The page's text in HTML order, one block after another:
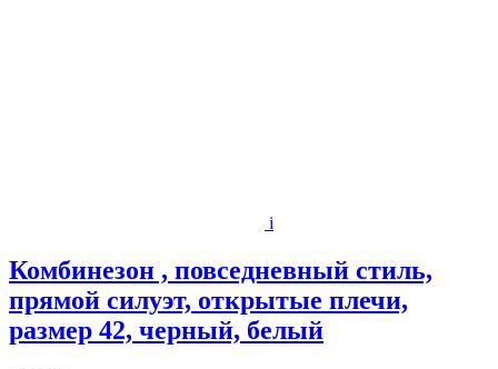
i
Комбинезон , повседневный стиль,
прямой силуэт, открытые плечи,
размер 42, черный, белый